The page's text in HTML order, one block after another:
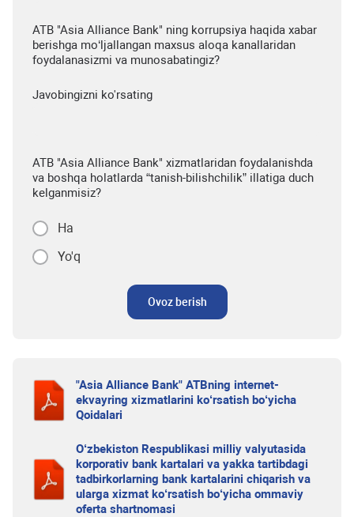
ATB "Asia Alliance Bank" ning korrupsiya haqida xabar
berishga mo‘ljallangan maxsus aloqa kanallaridan
foydalanasizmi va munosabatingiz?
Javobingizni ko'rsating
ATB "Asia Alliance Bank" xizmatlaridan foydalanishda
va boshqa holatlarda “tanish-bilishchilik” illatiga duch
kelganmisiz?
Ha
Yo'q
Ovoz berish
"Asia Alliance Bank" ATBning internet-
ekvayring xizmatlarini ko‘rsatish bo‘yicha
Qoidalari
O‘zbekiston Respublikasi milliy valyutasida
korporativ bank kartalari va yakka tartibdagi
tadbirkorlarning bank kartalarini chiqarish va
ularga xizmat ko‘rsatish bo‘yicha ommaviy
oferta shartnomasi